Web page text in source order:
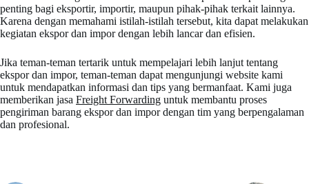
penting bagi eksportir, importir, maupun pihak-pihak terkait lainnya.
Karena dengan memahami istilah-istilah tersebut, kita dapat melakukan
kegiatan ekspor dan impor dengan lebih lancar dan efisien.
Jika teman-teman tertarik untuk mempelajari lebih lanjut tentang
ekspor dan impor, teman-teman dapat mengunjungi website kami
untuk mendapatkan informasi dan tips yang bermanfaat. Kami juga
memberikan jasa Freight Forwarding untuk membantu proses
pengiriman barang ekspor dan impor dengan tim yang berpengalaman
dan profesional.